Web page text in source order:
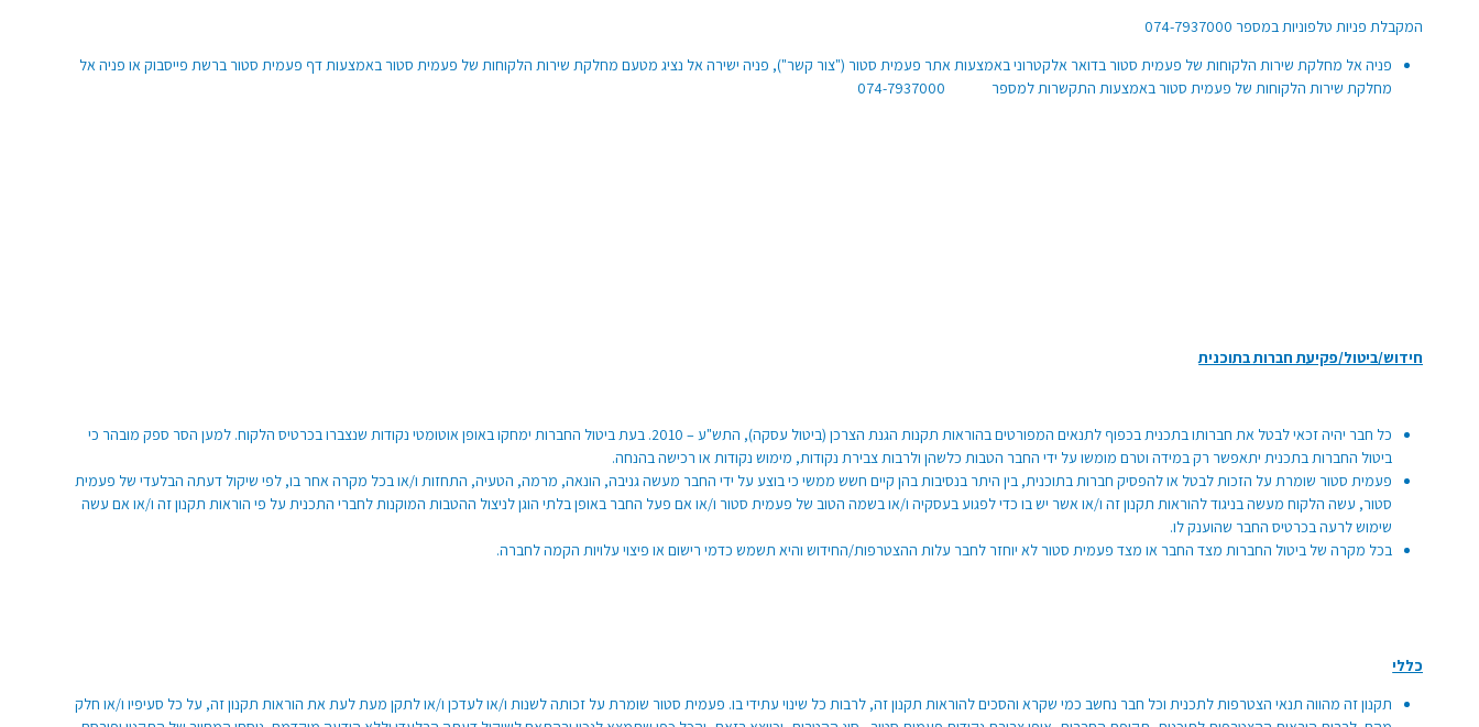
המקבלת פניות טלפוניות במספר 074-7937000
פניה אל מחלקת שירות הלקוחות של פעמית סטור בדואר אלקטרוני באמצעות אתר פעמית סטור ("צור קשר"), פניה ישירה אל נציג מטעם מחלקת שירות הלקוחות של פעמית סטור באמצעות דף פעמית סטור ברשת פייסבוק או פניה אל
מחלקת שירות הלקוחות של פעמית סטור באמצעות התקשרות למספר 074-7937000
חידוש/ביטול/פקיעת חברות בתוכנית
כל חבר יהיה זכאי לבטל את חברותו בתכנית בכפוף לתנאים המפורטים בהוראות תקנות הגנת הצרכן (ביטול עסקה), התש"ע – 2010. בעת ביטול החברות ימחקו באופן אוטומטי נקודות שנצברו בכרטיס הלקוח. למען הסר ספק מובהר כי
ביטול החברות בתכנית יתאפשר רק במידה וטרם מומשו על ידי החבר הטבות כלשהן ולרבות צבירת נקודות, מימוש נקודות או רכישה בהנחה.
פעמית סטור שומרת על הזכות לבטל או להפסיק חברות בתוכנית, בין היתר בנסיבות בהן קיים חשש ממשי כי בוצע על ידי החבר מעשה גניבה, הונאה, מרמה, הטעיה, התחזות ו/או בכל מקרה אחר בו, לפי שיקול דעתה הבלעדי של פעמית
סטור, עשה הלקוח מעשה בניגוד להוראות תקנון זה ו/או אשר יש בו כדי לפגוע בעסקיה ו/או בשמה הטוב של פעמית סטור ו/או אם פעל החבר באופן בלתי הוגן לניצול ההטבות המוקנות לחברי התכנית על פי הוראות תקנון זה ו/או אם עשה
שימוש לרעה בכרטיס החבר שהוענק לו.
בכל מקרה של ביטול החברות מצד החבר או מצד פעמית סטור לא יוחזר לחבר עלות ההצטרפות/החידוש והיא תשמש כדמי רישום או פיצוי עלויות הקמה לחברה.
כללי
תקנון זה מהווה תנאי הצטרפות לתכנית וכל חבר נחשב כמי שקרא והסכים להוראות תקנון זה, לרבות כל שינוי עתידי בו. פעמית סטור שומרת על זכותה לשנות ו/או לעדכן ו/או לתקן מעת לעת את הוראות תקנון זה, על כל סעיפיו ו/או חלק